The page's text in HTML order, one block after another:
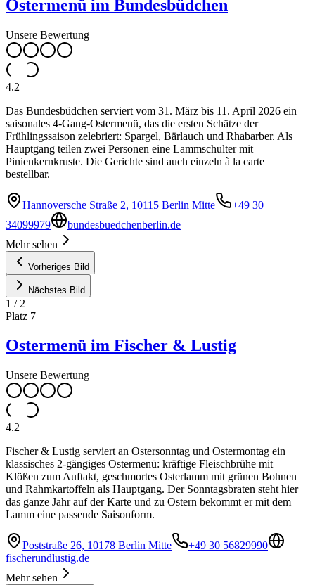
Ostermenü im Bundesbüdchen
Unsere Bewertung
4.2
Das Bundesbüdchen serviert vom 31. März bis 11. April 2026 ein
saisonales 4-Gang-Ostermenü, das die ersten Schätze der
Frühlingssaison zelebriert: Spargel, Bärlauch und Rhabarber. Als
Hauptgang teilen zwei Personen eine Lammschulter mit
Pinienkernkruste. Die Gerichte sind auch einzeln à la carte
bestellbar.
Hannoversche Straße 2, 10115 Berlin Mitte
+49 30
34099979
bundesbuedchenberlin.de
Mehr sehen
Vorheriges Bild
Nächstes Bild
1 / 2
Platz 7
Ostermenü im Fischer & Lustig
Unsere Bewertung
4.2
Fischer & Lustig serviert an Ostersonntag und Ostermontag ein
klassisches 2-gängiges Ostermenü: kräftige Fleischbrühe mit
Klößen zum Auftakt, geschmortes Osterlamm mit grünen Bohnen
und Rahmkartoffeln als Hauptgang. Der Sonntagsbraten steht hier
das ganze Jahr auf der Karte und zu Ostern bekommt er mit dem
Lamm eine passende Saisonform.
Poststraße 26, 10178 Berlin Mitte
+49 30 56829990
fischerundlustig.de
Mehr sehen